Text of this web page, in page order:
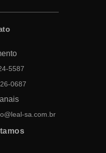
5587
0687
sa.com.br